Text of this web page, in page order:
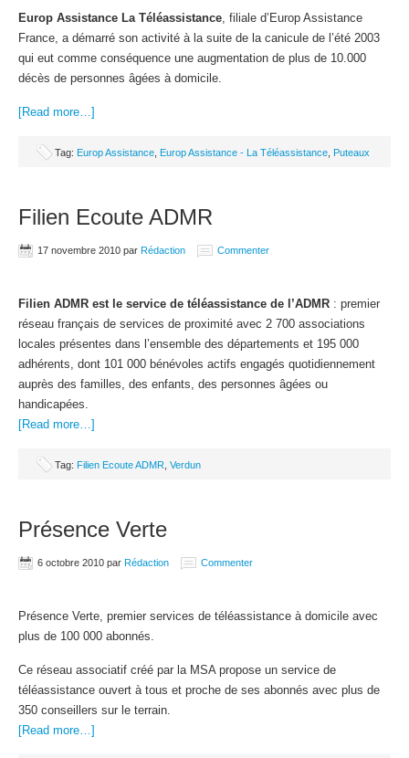
Europ Assistance La Téléassistance , filiale d’Europ Assistance
France, a démarré son activité à la suite de la canicule de l’été 2003
qui eut comme conséquence une augmentation de plus de 10.000
décès de personnes âgées à domicile.
[Read more…]
Tag: Europ Assistance Europ Assistance - La Téléassistance Puteaux
Filien Ecoute ADMR
17 novembre 2010 par Rédaction Commenter
Filien ADMR est le service de téléassistance de l’ADMR : premier
réseau français de services de proximité avec 2 700 associations
locales présentes dans l’ensemble des départements et 195 000
adhérents, dont 101 000 bénévoles actifs engagés quotidiennement
auprès des familles, des enfants, des personnes âgées ou
handicapées.
[Read more…]
Tag: Filien Ecoute ADMR Verdun
Présence Verte
6 octobre 2010 par Rédaction Commenter
Présence Verte, premier services de téléassistance à domicile avec
plus de 100 000 abonnés.
Ce réseau associatif créé par la MSA propose un service de
téléassistance ouvert à tous et proche de ses abonnés avec plus de
350 conseillers sur le terrain.
[Read more…]